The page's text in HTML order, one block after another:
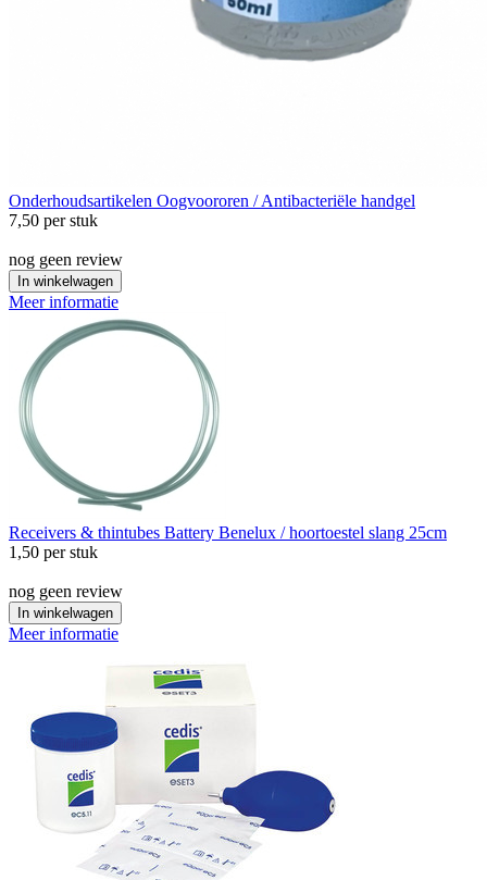
Onderhoudsartikelen Oogvoororen / Antibacteriële handgel
7,50 per stuk
nog geen review
In winkelwagen
Meer informatie
Receivers & thintubes Battery Benelux / hoortoestel slang 25cm
1,50 per stuk
nog geen review
In winkelwagen
Meer informatie